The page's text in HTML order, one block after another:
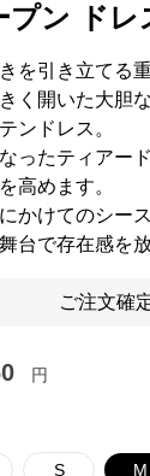
プン ドレ
を引き立てる
く開いた大胆
ンドレス。
ったティアー
高めます。
かけてのシー
台で存在感を
ご注文確
円
S M